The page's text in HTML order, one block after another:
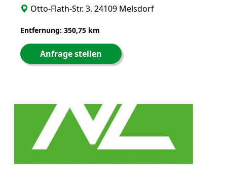
Otto-Flath-Str. 3, 24109 Melsdorf
Entfernung: 350,75 km
Anfrage stellen